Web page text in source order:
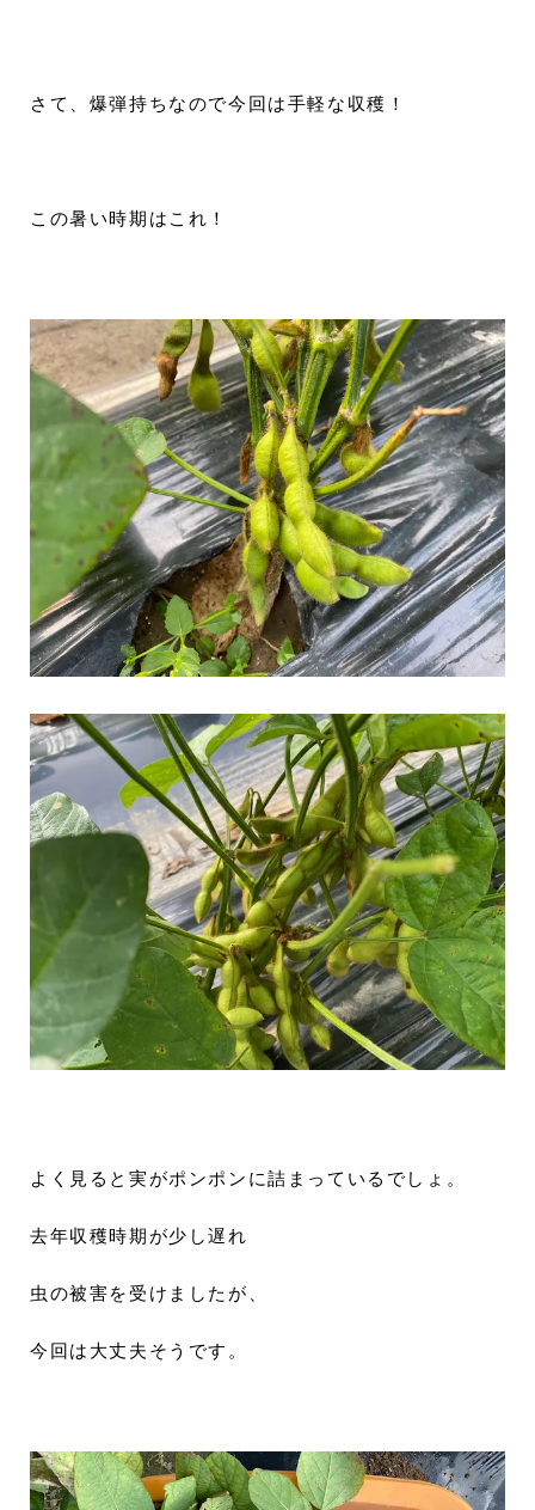
さて、爆弾持ちなので今回は手軽な収穫！
この暑い時期はこれ！
よく見ると実がポンポンに詰まっているでしょ。
去年収穫時期が少し遅れ
虫の被害を受けましたが、
今回は大丈夫そうです。